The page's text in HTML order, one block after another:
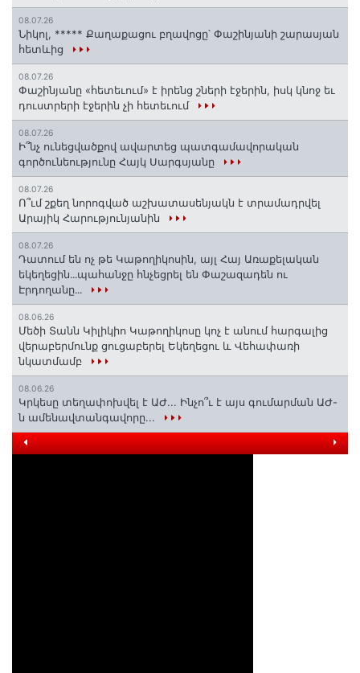
08.07.26
Նիկոլ, ***** Քաղաքացու բղավոցը՝ Փաշինյանի շարասյան
հետևից
08.07.26
Փաշինյանը «հետեւում» է իրենց շների էջերին, իսկ կնոջ եւ
դուստրերի էջերին չի հետեւում
08.07.26
Ի՞նչ ունեցվածքով ավարտեց պատգամավորական
գործունեությունը Հայկ Սարգսյանը
08.07.26
Ո՞ւմ շքեղ նորոգված աշխատասենյակն է տրամադրվել
Արայիկ Հարությունյանին
08.07.26
Դատում են ոչ թե Կաթողիկոսին, այլ Հայ Առաքելական
եկեղեցին․․․պահանջը հնչեցրել են Փաշազադեն ու
Էրդողանը․․․
08.06.26
Մեծի Տանն Կիլիկիո Կաթողիկոսը կոչ է անում հարգալից
վերաբերմունք ցուցաբերել Եկեղեցու և Վեհափառի
նկատմամբ
08.06.26
Կրկեսը տեղափոխվել է ԱԺ... Ինչո՞ւ է այս գումարման ԱԺ-
ն ամենավտանգավորը...